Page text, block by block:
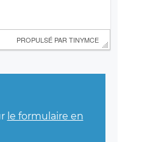
PROPULSÉ PAR TINYMCE
le formulaire en